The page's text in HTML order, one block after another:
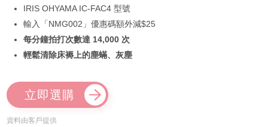
IRIS OHYAMA IC-FAC4 型號
輸入「NMG002」優惠碼額外減$25
每分鐘拍打次數達 14,000 次
輕鬆清除床褥上的塵蟎、灰塵
立即選購
資料由客戶提供